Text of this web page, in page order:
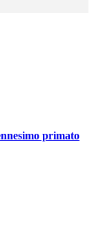
primato